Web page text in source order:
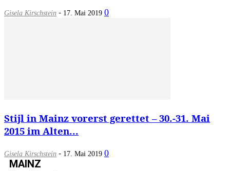
Gisela Kirschstein - 17. Mai 2019 0
Stijl in Mainz vorerst gerettet – 30.-31. Mai
2015 im Alten...
Gisela Kirschstein - 17. Mai 2019 0
MAINZ